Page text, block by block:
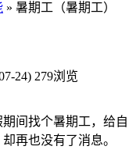
» 暑期工（暑期工）
24) 279浏览
间找个暑期工，给
再也没有了消息。